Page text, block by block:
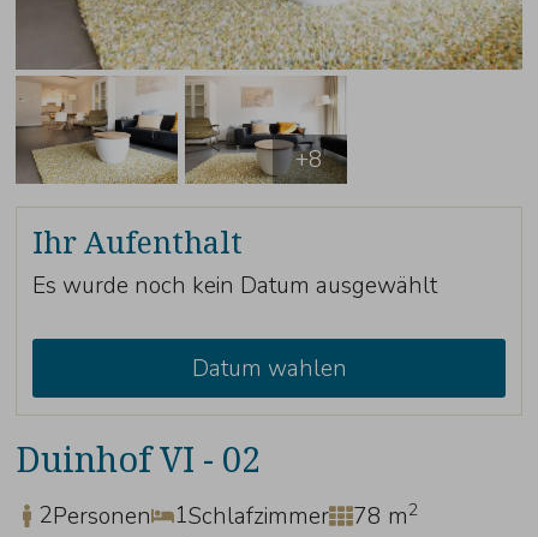
+8
Ihr Aufenthalt
Es wurde noch kein Datum ausgewählt
Datum wahlen
Duinhof VI - 02
2Personen 1Schlafzimmer 78 m2